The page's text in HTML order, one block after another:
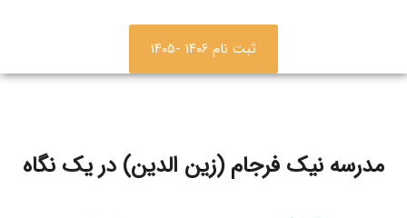
ثبت نام ۱۴۰۶ -۱۴۰۵
مدرسه نیک فرجام (زین الدین) در یک نگاه